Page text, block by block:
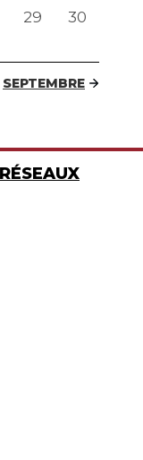
29
30
SEPTEMBRE